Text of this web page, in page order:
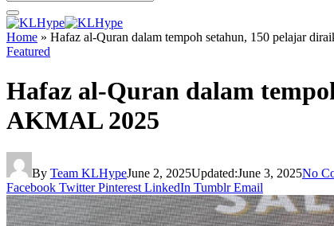
Home » Hafaz al-Quran dalam tempoh setahun, 150 pelajar
Featured
Hafaz al-Quran dalam
AKMAL 2025
By Team KLHypeJune 2, 2025Updated:June 3, 2025No
Facebook Twitter Pinterest LinkedIn Tumblr Email